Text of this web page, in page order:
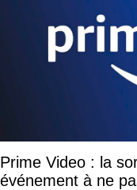
Prime Video : la
événement à ne